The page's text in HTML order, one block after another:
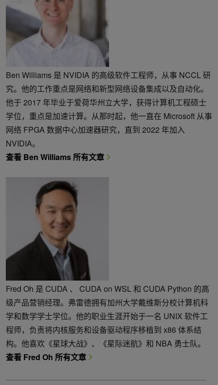
Ben Williams 是 NVIDIA 的高级软件工程师，从事 NCCL 研
究。他的工作重点是网络和新型网络设备集成以及自动化。
他于 2017 年毕业于爱荷华州立大学，获得计算机工程硕士
学位，重点是加速计算。从那时起，他一直在 Microsoft 从事
网络 FPGA 数据中心加速器研究，直到 2022 年加入
NVIDIA。
查看 Ben Williams 所有文章
Fred Oh 是 CUDA 、 CUDA on WSL 和 CUDA Python 的高
级产品营销经理。弗雷德拥有加州大学戴维斯分校计算机科
学和数学学士学位。他的职业生涯开始于一名 UNIX 软件工
程师，负责将内核服务和设备驱动程序移植到 x86 体系结
构。他喜欢《星球大战》、《星际迷航》和 NBA 勇士队。
查看 Fred Oh 所有文章